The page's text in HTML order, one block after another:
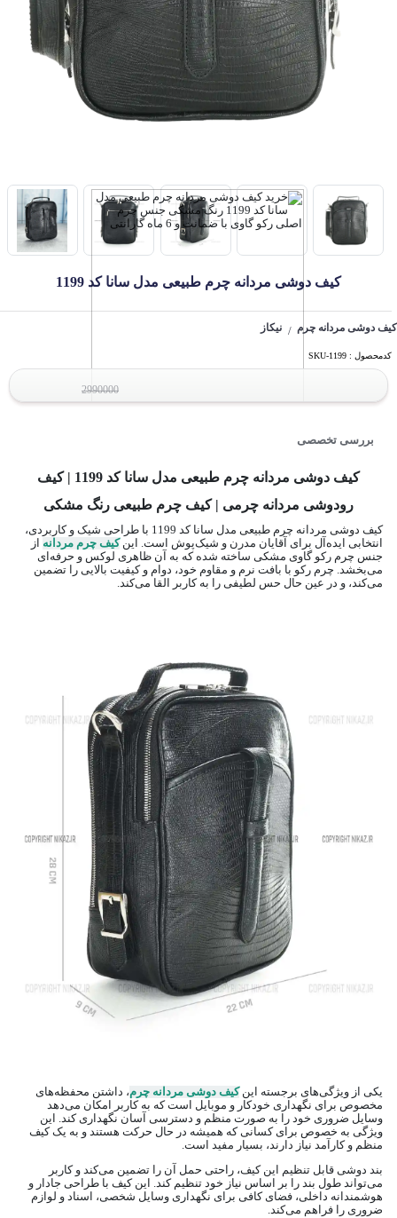
کیف دوشی مردانه چرم طبیعی مدل سانا کد 1199
کیف دوشی مردانه چرم / نیکاز
کدمحصول : SKU-1199
2990000
بررسی تخصصی
کیف دوشی مردانه چرم طبیعی مدل سانا کد 1199 | کیف
رودوشی مردانه چرمی | کیف چرم طبیعی رنگ مشکی
کیف دوشی مردانه چرم طبیعی مدل سانا کد 1199 با طراحی شیک و کاربردی،
انتخابی ایده‌آل برای آقایان مدرن و شیک‌پوش است. اینکیف چرم مردانه از
جنس چرم رکو گاوی مشکی ساخته شده که به آن ظاهری لوکس و حرفه‌ای
می‌بخشد. چرم رکو با بافت نرم و مقاوم خود، دوام و کیفیت بالایی را تضمین
می‌کند، و در عین حال حس لطیفی را به کاربر القا می‌کند.
یکی از ویژگی‌های برجسته اینکیف دوشی مردانه چرم، داشتن محفظه‌های
مخصوص برای نگهداری خودکار و موبایل است که به کاربر امکان می‌دهد
وسایل ضروری خود را به صورت منظم و دسترسی آسان نگهداری کند. این
ویژگی به خصوص برای کسانی که همیشه در حال حرکت هستند و به یک کیف
منظم و کارآمد نیاز دارند، بسیار مفید است.
بند دوشی قابل تنظیم این کیف، راحتی حمل آن را تضمین می‌کند و کاربر
می‌تواند طول بند را بر اساس نیاز خود تنظیم کند. این کیف با طراحی جادار و
هوشمندانه داخلی، فضای کافی برای نگهداری وسایل شخصی، اسناد و لوازم
ضروری را فراهم می‌کند.